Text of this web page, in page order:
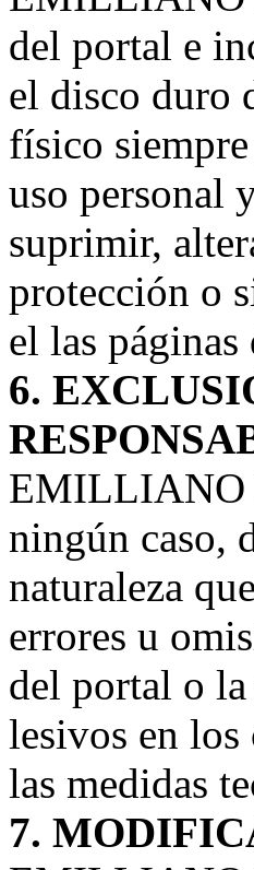
del portal e
el disco duro
físico
uso personal
suprimir,
protección o
el las
6.
EMILLIANO
ningún caso,
naturaleza
errores u
del portal o
lesivos en los
las medidas
7.